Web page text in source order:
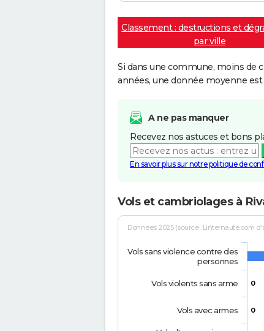
Classement : destructions et
par ville
Si dans une commune, moins de
années, une donnée moyenne est
A ne pas manquer
Recevez nos astuces et bons
En savoir plus sur notre politique de
Vols et cambriolages à
Données 2025 (source : Linternaute.com
0
0
Vols sans violence contre des
personnes
Vols violents sans arme
Vols avec armes